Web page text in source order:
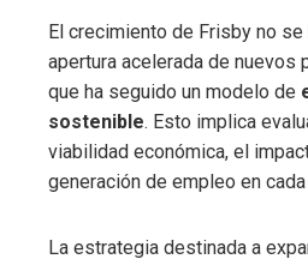
El crecimiento de Frisby no
apertura acelerada de nuevos
que ha seguido un modelo de
sostenible. Esto implica
viabilidad económica, el
generación de empleo en
La estrategia destinada a